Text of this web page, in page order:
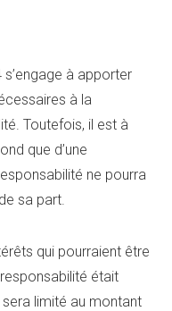
s’engage à apporter
à la
Toutefois, il est à
que d’une
ne pourra
sa part.
qui pourraient être
était
limité au montant